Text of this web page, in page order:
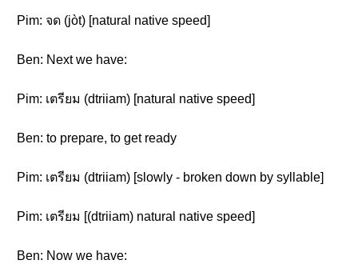
Pim: จด (jòt) [natural native speed]
Ben: Next we have:
Pim: เตรียม (dtriiam) [natural native speed]
Ben: to prepare, to get ready
Pim: เตรียม (dtriiam) [slowly - broken down by syllable]
Pim: เตรียม [(dtriiam) natural native speed]
Ben: Now we have: